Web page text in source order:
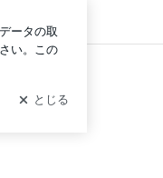
ログイン